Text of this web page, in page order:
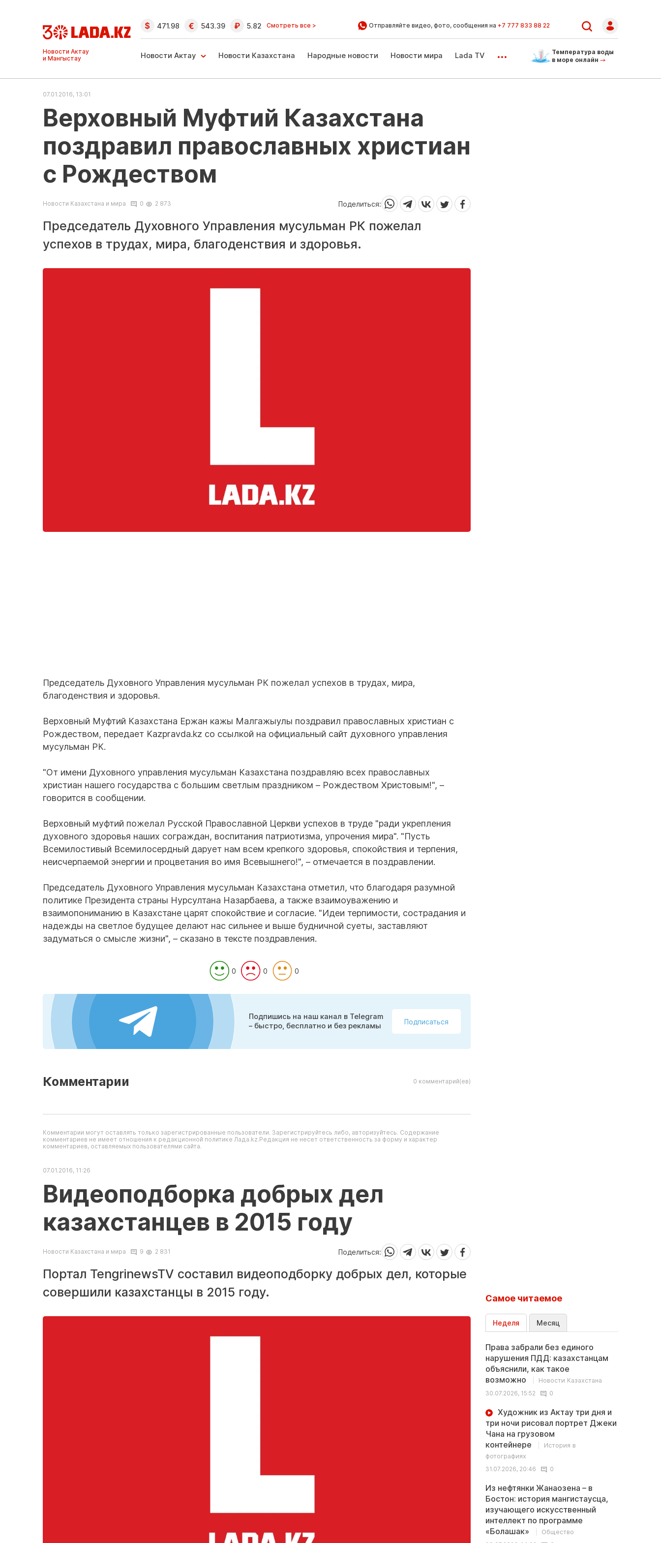
Ақтау және
Манғыстау
жаңалықтары
471.98 543.39 5.82 Смотреть все > Отправляйте видео, фото, сообщения на +7 777 833 88 22
Новости Актау Новости Казахстана Народные новости Новости мира Lada TV ...
Температура воды
в море онлайн
07.01.2016, 13:01
Верховный Муфтий Казахстана
поздравил православных христиан
с Рождеством
Новости Казахстана и мира 0 2 873 Поделиться:
Председатель Духовного Управления мусульман РК пожелал
успехов в трудах, мира, благоденствия и здоровья.
Председатель Духовного Управления мусульман РК пожелал успехов в трудах, мира,
благоденствия и здоровья.
Верховный Муфтий Казахстана Ержан кажы Малгажыулы поздравил православных христиан с
Рождеством, передает Kazpravda.kz со ссылкой на официальный сайт духовного управления
мусульман РК.
"От имени Духовного управления мусульман Казахстана поздравляю всех православных
христиан нашего государства с большим светлым праздником – Рождеством Христовым!", –
говорится в сообщении.
Верховный муфтий пожелал Русской Православной Церкви успехов в труде "ради укрепления
духовного здоровья наших сограждан, воспитания патриотизма, упрочения мира". "Пусть
Всемилостивый Всемилосердный дарует нам всем крепкого здоровья, спокойствия и терпения,
неисчерпаемой энергии и процветания во имя Всевышнего!", – отмечается в поздравлении.
Председатель Духовного Управления мусульман Казахстана отметил, что благодаря разумной
политике Президента страны Нурсултана Назарбаева, а также взаимоуважению и
взаимопониманию в Казахстане царят спокойствие и согласие. "Идеи терпимости, сострадания и
надежды на светлое будущее делают нас сильнее и выше будничной суеты, заставляют
задуматься о смысле жизни", – сказано в тексте поздравления.
0 0 0
Подпишись на наш канал в Telegram
– быстро, бесплатно и без рекламы
Подписаться
Комментарии 0 комментарий(ев)
Комментарии могут оставлять только зарегистрированные пользователи. Зарегистрируйтесь либо, авторизуйтесь. Содержание
комментариев не имеет отношения к редакционной политике Лада.kz.Редакция не несет ответственность за форму и характер
комментариев, оставляемых пользователями сайта.
07.01.2016, 11:26
Видеоподборка добрых дел
казахстанцев в 2015 году
Новости Казахстана и мира 9 2 831 Поделиться:
Портал TengrinewsTV составил видеоподборку добрых дел, которые
совершили казахстанцы в 2015 году.
Самое читаемое
Неделя Месяц
Права забрали без единого
нарушения ПДД: казахстанцам
объяснили, как такое
возможно
Новости Казахстана
30.07.2026, 15:52
0
Художник из Актау три дня и
три ночи рисовал портрет Джеки
Чана на грузовом
контейнере
История в
фотографиях
31.07.2026, 20:46
0
Из нефтянки Жанаозена – в
Бостон: история мангистаусца,
изучающего искусственный
интеллект по программе
«Болашак»
Общество